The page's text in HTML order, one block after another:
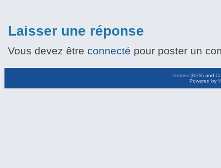
Laisser une réponse
Vous devez être connecté pour poster un
Entries (RSS) and
Powered by